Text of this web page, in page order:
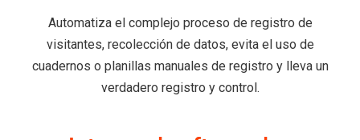
Automatiza el complejo proceso de registro de
visitantes, recolección de datos, evita el uso de
cuadernos o planillas manuales de registro y lleva un
verdadero registro y control.